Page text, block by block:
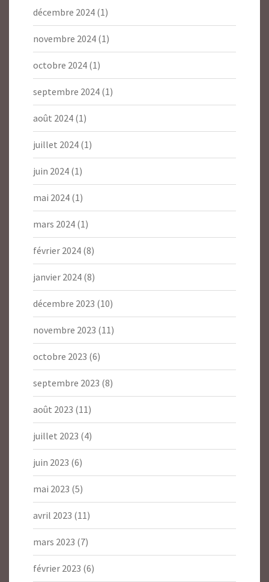
décembre 2024 (1)
novembre 2024 (1)
octobre 2024 (1)
septembre 2024 (1)
août 2024 (1)
juillet 2024 (1)
juin 2024 (1)
mai 2024 (1)
mars 2024 (1)
février 2024 (8)
janvier 2024 (8)
décembre 2023 (10)
novembre 2023 (11)
octobre 2023 (6)
septembre 2023 (8)
août 2023 (11)
juillet 2023 (4)
juin 2023 (6)
mai 2023 (5)
avril 2023 (11)
mars 2023 (7)
février 2023 (6)